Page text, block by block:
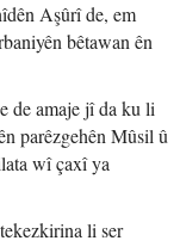
Aşûrî de, em
bêtawan ên
de amaje jî da ku li
parêzgehên Mûsil û
wî çaxî ya
li ser